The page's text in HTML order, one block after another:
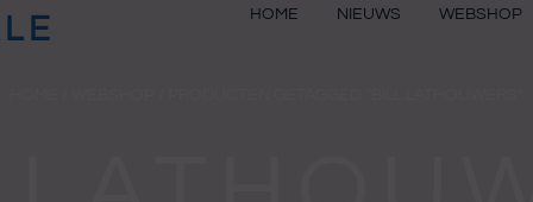
HOME NIEUWS WEBSHOP